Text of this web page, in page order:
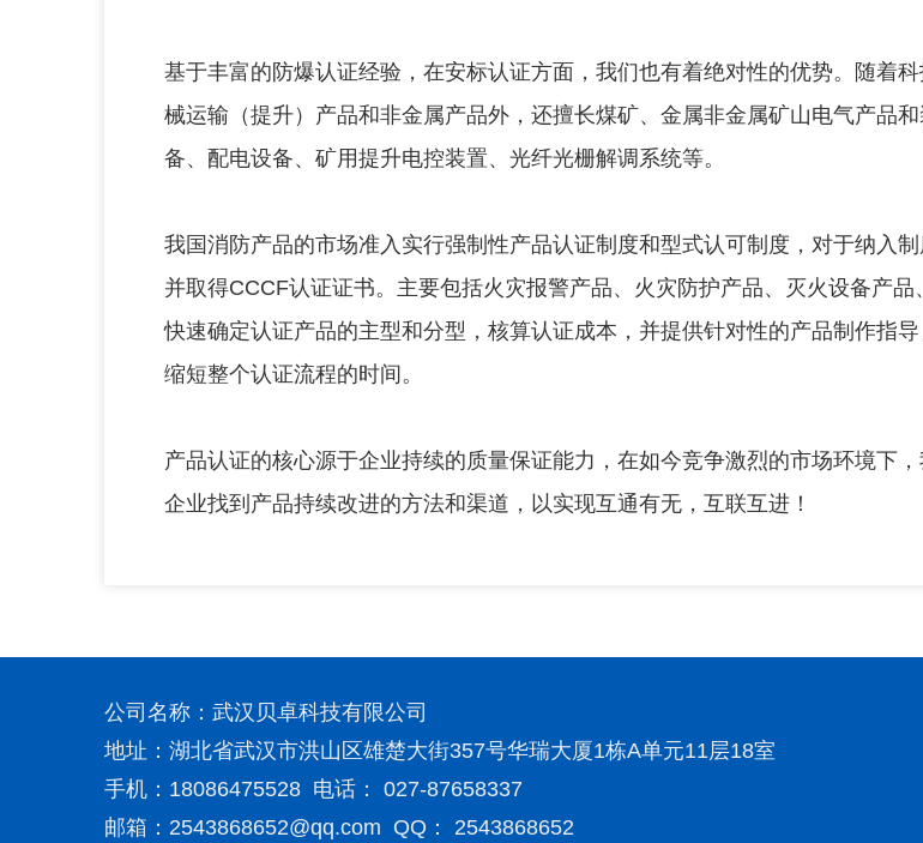
基于丰富的防爆认证经验，在安标认证方面，我们也有着绝对性的优势。随着
械运输（提升）产品和非金属产品外，还擅长煤矿、金属非金属矿山电气产品
备、配电设备、矿用提升电控装置、光纤光栅解调系统等。
我国消防产品的市场准入实行强制性产品认证制度和型式认可制度，对于纳入
并取得CCCF认证证书。主要包括火灾报警产品、火灾防护产品、灭火设备产
快速确定认证产品的主型和分型，核算认证成本，并提供针对性的产品制作指
缩短整个认证流程的时间。
产品认证的核心源于企业持续的质量保证能力，在如今竞争激烈的市场环境下
企业找到产品持续改进的方法和渠道，以实现互通有无，互联互进！
公司名称：武汉贝卓科技有限公司
地址：湖北省武汉市洪山区雄楚大街357号华瑞大厦1栋A单元11层18室
手机：18086475528 电话： 027-87658337
邮箱：2543868652@qq.com QQ： 2543868652